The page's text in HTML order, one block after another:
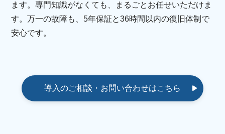
ます。専門知識がなくても、まるごとお任せいただけま
す。万一の故障も、5年保証と36時間以内の復旧体制で
安心です。
導入のご相談・お問い合わせはこちら